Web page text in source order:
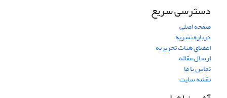
دسترسی سریع
صفحه اصلی
درباره نشریه
اعضای هیات تحریریه
ارسال مقاله
تماس با ما
نقشه سایت